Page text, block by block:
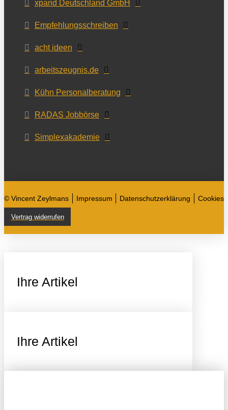
xpand Deutschland GmbH
Empfehlungsschreiben
acht ideen
arbeitszeugnis.de
Kühn Personalberatung
RADAS Jobbörse
Simplexakademie
© Vincent Zeylmans Impressum Datenschutzerklärung Cookies
Vertrag widerrufen
Ihre Artikel
Ihre Artikel